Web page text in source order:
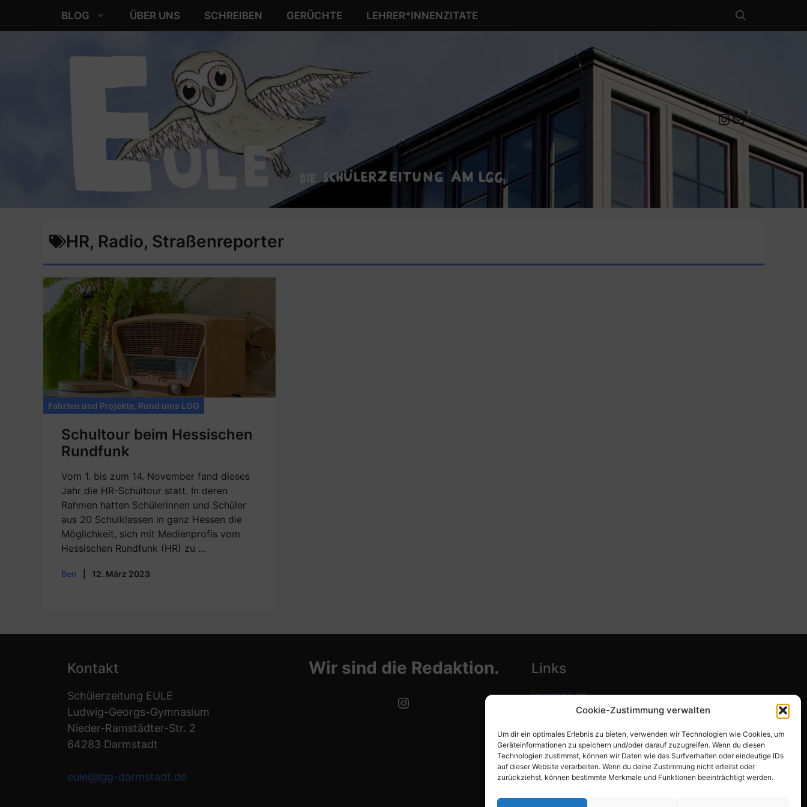
Cookie-Zustimmung verwalten
Um dir ein optimales Erlebnis zu bieten, verwenden wir Technologien wie Cookies, um
Geräteinformationen zu speichern und/oder darauf zuzugreifen. Wenn du diesen
Technologien zustimmst, können wir Daten wie das Surfverhalten oder eindeutige IDs
auf dieser Website verarbeiten. Wenn du deine Zustimmung nicht erteilst oder
zurückziehst, können bestimmte Merkmale und Funktionen beeinträchtigt werden.
BLOG ÜBER UNS SCHREIBEN GERÜCHTE LEHRER*INNENZITATE
Instagram
Mail an die EULE Redaktion
HR, Radio, Straßenreporter
Fahrten und Projekte Rund ums LGG
Schultour beim Hessischen
Rundfunk
Vom 1. bis zum 14. November fand dieses
Jahr die HR-Schultour statt. In deren
Rahmen hatten Schülerinnen und Schüler
aus 20 Schulklassen in ganz Hessen die
Möglichkeit, sich mit Medienprofis vom
Hessischen Rundfunk (HR) zu ...
Ben 12. März 2023
Kontakt
Schülerzeitung EULE
Ludwig-Georgs-Gymnasium
Nieder-Ramstädter-Str. 2
64283 Darmstadt
eule@lgg-darmstadt.de
Wir sind die Redaktion.
Instagram
Links
Impressum
Datenschutzerklärung
Cookie-Richtlinie (EU)